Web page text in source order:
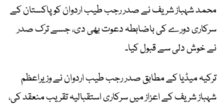
محمد شہباز شریف نے صدر رجب طیب اردوان کو پاکستان کے
سرکاری دورے کی باضابطہ دعوت بھی دی، جسے ترک صدر
نے خوش دلی سے قبول کیا۔
ترکیہ میڈیا کے مطابق صدر رجب طیب اردوان نے وزیراعظم
شہباز شریف کے اعزاز میں سرکاری استقبالیہ تقریب منعقد کی،